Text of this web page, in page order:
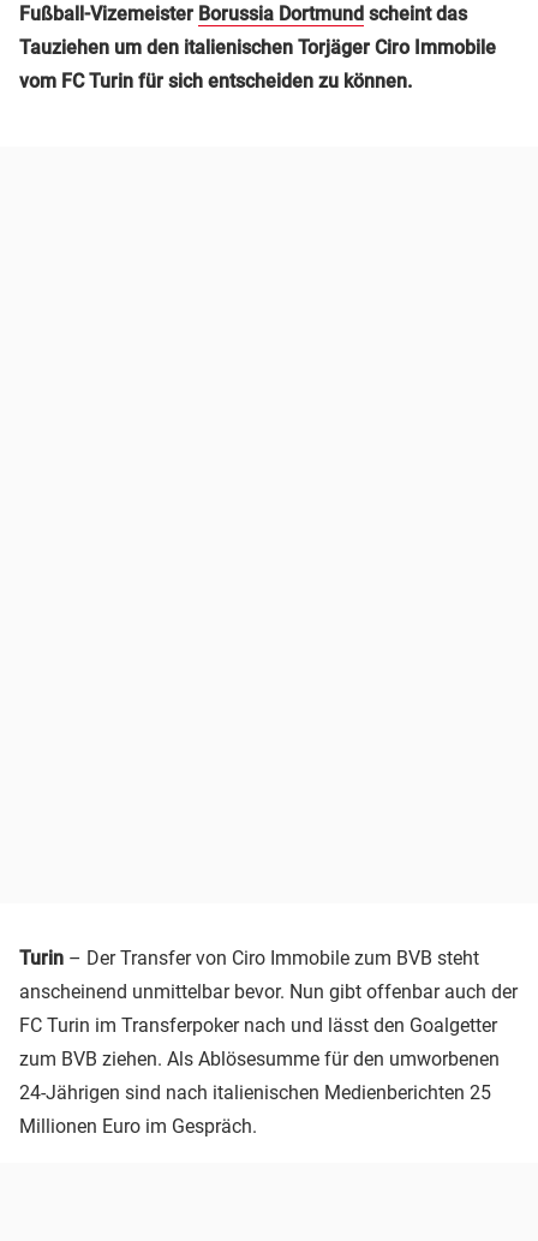
Fußball-Vizemeister Borussia Dortmund scheint das
Tauziehen um den italienischen Torjäger Ciro Immobile
vom FC Turin für sich entscheiden zu können.
Turin – Der Transfer von Ciro Immobile zum BVB steht
anscheinend unmittelbar bevor. Nun gibt offenbar auch der
FC Turin im Transferpoker nach und lässt den Goalgetter
zum BVB ziehen. Als Ablösesumme für den umworbenen
24-Jährigen sind nach italienischen Medienberichten 25
Millionen Euro im Gespräch.